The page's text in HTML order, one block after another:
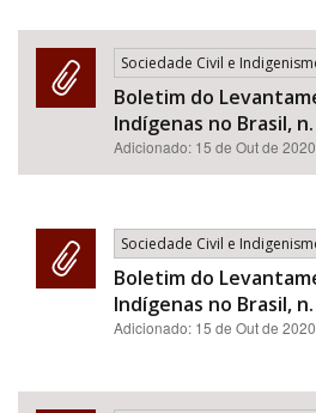
Sociedade Civil e
Boletim do
Indígenas no Brasil, n.
Adicionado: 15 de Out de 2020
Sociedade Civil e
Boletim do
Indígenas no Brasil, n.
Adicionado: 15 de Out de 2020